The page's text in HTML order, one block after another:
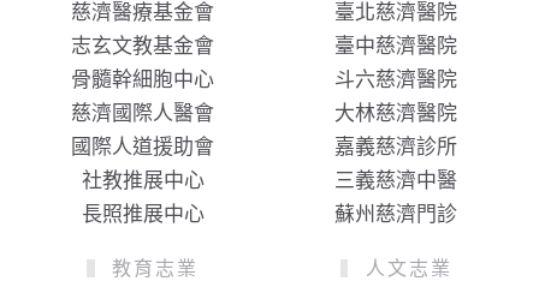
慈濟醫療基金會
志玄文教基金會
骨髓幹細胞中心
慈濟國際人醫會
國際人道援助會
社教推展中心
長照推展中心
臺北慈濟醫院
臺中慈濟醫院
斗六慈濟醫院
大林慈濟醫院
嘉義慈濟診所
三義慈濟中醫
蘇州慈濟門診
教育志業 人文志業